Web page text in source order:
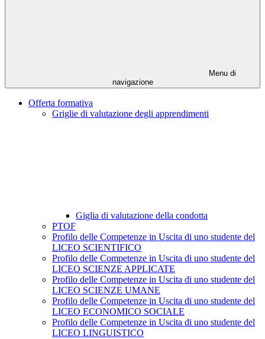
Menu di
navigazione
Offerta formativa
Griglie di valutazione degli apprendimenti
Giglia di valutazione della condotta
PTOF
Profilo delle Competenze in Uscita di uno studente del
LICEO SCIENTIFICO
Profilo delle Competenze in Uscita di uno studente del
LICEO SCIENZE APPLICATE
Profilo delle Competenze in Uscita di uno studente del
LICEO SCIENZE UMANE
Profilo delle Competenze in Uscita di uno studente del
LICEO ECONOMICO SOCIALE
Profilo delle Competenze in Uscita di uno studente del
LICEO LINGUISTICO